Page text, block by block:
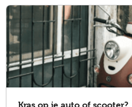
Kras op je auto of scooter?